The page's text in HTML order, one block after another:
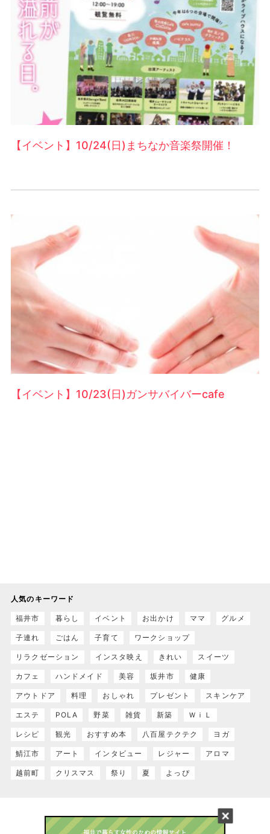
【イベント】10/24(日)まちなか音楽祭開催！
【イベント】10/23(日)ガンサバイバーcafe
人気のキーワード
福井市 暮らし イベント お出かけ ママ グルメ
子連れ ごはん 子育て ワークショップ
リラクゼーション インスタ映え きれい スイーツ
カフェ ハンドメイド 美容 坂井市 健康
アウトドア 料理 おしゃれ プレゼント スキンケア
エステ POLA 野菜 雑貨 新築 ＷｉＬ
レシピ 観光 おすすめ本 八百屋テクテク ヨガ
鯖江市 アート インタビュー レジャー アロマ
越前町 クリスマス 祭り 夏 よっぴ